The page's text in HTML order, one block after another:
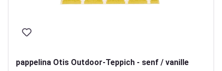
pappelina Otis Outdoor-Teppich - senf / vanille